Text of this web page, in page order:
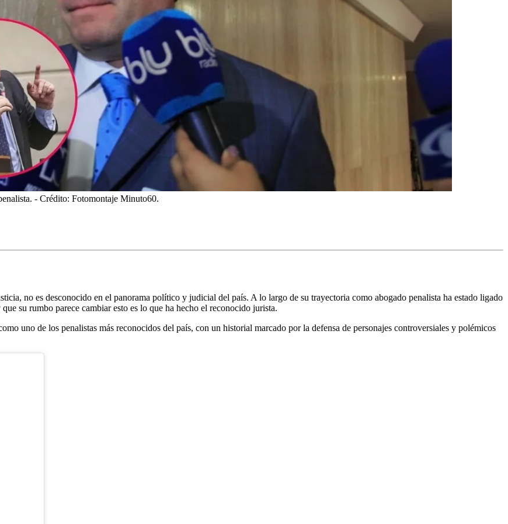
- Crédito: Fotomontaje Minuto60.
no es desconocido en el panorama político y judicial del país. A lo largo de su trayectoria como abogado penalista ha estado ligado
su rumbo parece cambiar esto es lo que ha hecho el reconocido jurista.
uno de los penalistas más reconocidos del país, con un historial marcado por la defensa de personajes controversiales y polémicos